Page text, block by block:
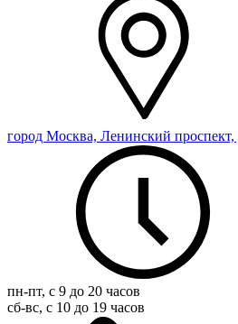
город Москва, Ленинский проспект,
пн-пт, с 9 до 20 часов
сб-вс, с 10 до 19 часов